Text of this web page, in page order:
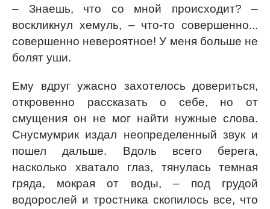
– Знаешь, что со мной происходит? –
воскликнул хемуль, – что-то совершенно...
совершенно невероятное! У меня больше не
болят уши.
Ему вдруг ужасно захотелось довериться,
откровенно рассказать о себе, но от
смущения он не мог найти нужные слова.
Снусмумрик издал неопределенный звук и
пошел дальше. Вдоль всего берега,
насколько хватало глаз, тянулась темная
гряда, мокрая от воды, – под грудой
водорослей и тростника скопилось все, что